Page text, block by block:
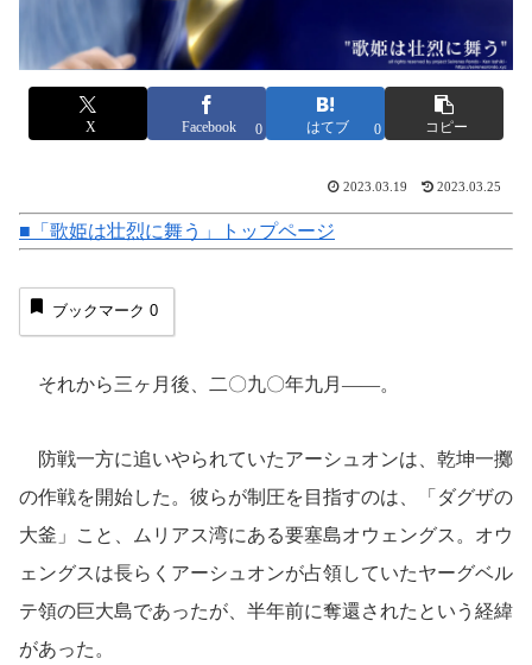
X Facebook 0 はてブ 0 コピー
2023.03.19 2023.03.25
■「歌姫は壮烈に舞う」トップページ
ブックマーク 0
それから三ヶ月後、二〇九〇年九月――。
防戦一方に追いやられていたアーシュオンは、乾坤一擲
の作戦を開始した。彼らが制圧を目指すのは、「ダグザの
大釜」こと、ムリアス湾にある要塞島オウェングス。オウ
ェングスは長らくアーシュオンが占領していたヤーグベル
テ領の巨大島であったが、半年前に奪還されたという経緯
があった。